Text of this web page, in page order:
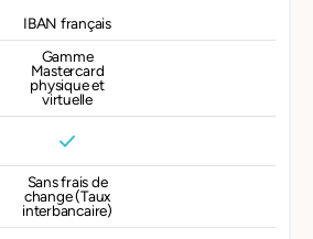
IBAN français
Gamme
Mastercard
physique et
virtuelle
Sans frais de
change (Taux
interbancaire)